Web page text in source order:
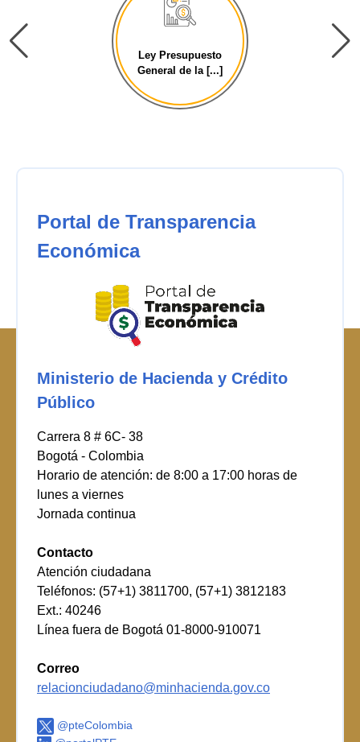
Ley Presupuesto
General de la [...]
Portal de Transparencia
Económica
Ministerio de Hacienda y Crédito
Público
Carrera 8 # 6C- 38
Bogotá - Colombia
Horario de atención: de 8:00 a 17:00 horas de
lunes a viernes
Jornada continua
Contacto
Atención ciudadana
Teléfonos: (57+1) 3811700, (57+1) 3812183
Ext.: 40246
Línea fuera de Bogotá 01-8000-910071
Correo
relacionciudadano@minhacienda.gov.co
@pteColombia